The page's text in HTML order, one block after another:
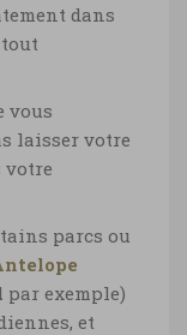
dans
vous
laisser votre
votre
parcs ou
par exemple)
et